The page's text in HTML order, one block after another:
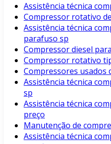
Assistência técnica
Compressor rotativo
Assistência técnica
parafuso sp
Compressor diesel
Compressor rotativo
Compressores usados
Assistência técnica
sp
Assistência técnica
preço
Manutenção de
Assistência técnica